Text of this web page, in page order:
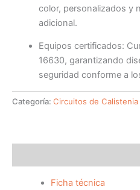
color, personalizados y
adicional.
Equipos certificados:
16630, garantizando
seguridad conforme a
Categoría: Circuitos de Calistenia
Ficha técnica